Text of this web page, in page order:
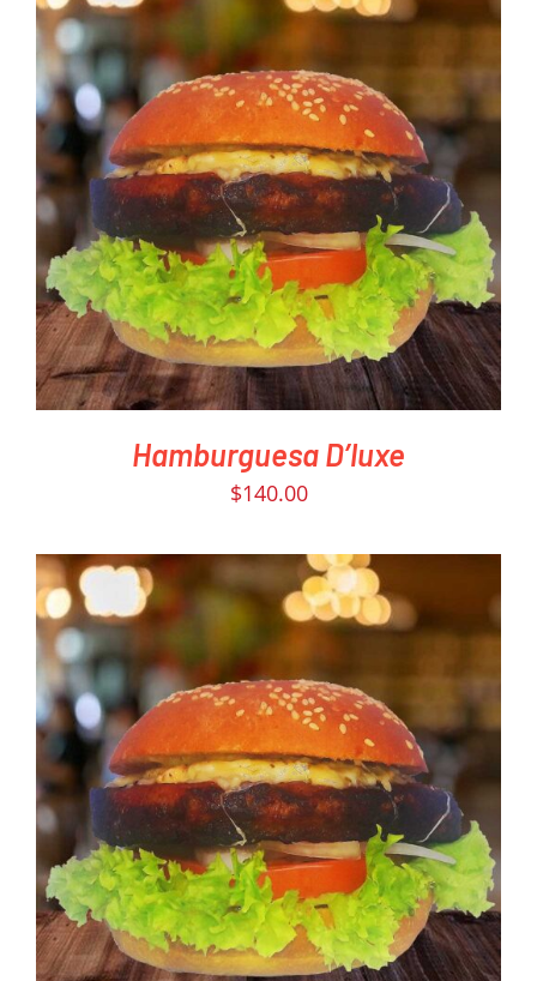
PEDIR AHORA
/
DETAILS
Hamburguesa D’luxe
$140.00
PEDIR AHORA
/
DETAILS